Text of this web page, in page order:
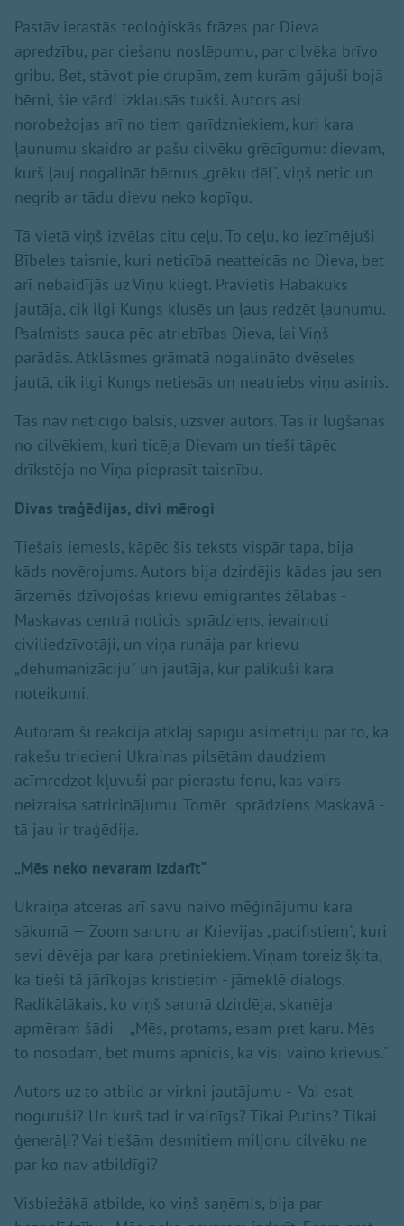
Pastāv ierastās teoloģiskās frāzes par Dieva
apredzību, par ciešanu noslēpumu, par cilvēka brīvo
gribu. Bet, stāvot pie drupām, zem kurām gājuši bojā
bērni, šie vārdi izklausās tukši. Autors asi
norobežojas arī no tiem garīdzniekiem, kuri kara
ļaunumu skaidro ar pašu cilvēku grēcīgumu: dievam,
kurš ļauj nogalināt bērnus „grēku dēļ", viņš netic un
negrib ar tādu dievu neko kopīgu.
Tā vietā viņš izvēlas citu ceļu. To ceļu, ko iezīmējuši
Bībeles taisnie, kuri neticībā neatteicās no Dieva, bet
arī nebaidījās uz Viņu kliegt. Pravietis Habakuks
jautāja, cik ilgi Kungs klusēs un ļaus redzēt ļaunumu.
Psalmists sauca pēc atriebības Dieva, lai Viņš
parādās. Atklāsmes grāmatā nogalināto dvēseles
jautā, cik ilgi Kungs netiesās un neatriebs viņu asinis.
Tās nav neticīgo balsis, uzsver autors. Tās ir lūgšanas
no cilvēkiem, kuri ticēja Dievam un tieši tāpēc
drīkstēja no Viņa pieprasīt taisnību.
Divas traģēdijas, divi mērogi
Tiešais iemesls, kāpēc šis teksts vispār tapa, bija
kāds novērojums. Autors bija dzirdējis kādas jau sen
ārzemēs dzīvojošas krievu emigrantes žēlabas -
Maskavas centrā noticis sprādziens, ievainoti
civiliedzīvotāji, un viņa runāja par krievu
„dehumanizāciju" un jautāja, kur palikuši kara
noteikumi.
Autoram šī reakcija atklāj sāpīgu asimetriju par to, ka
raķešu triecieni Ukrainas pilsētām daudziem
acīmredzot kļuvuši par pierastu fonu, kas vairs
neizraisa satricinājumu. Tomēr sprādziens Maskavā -
tā jau ir traģēdija.
„Mēs neko nevaram izdarīt"
Ukraiņa atceras arī savu naivo mēģinājumu kara
sākumā — Zoom sarunu ar Krievijas „pacifistiem", kuri
sevi dēvēja par kara pretiniekiem. Viņam toreiz šķita,
ka tieši tā jārīkojas kristietim - jāmeklē dialogs.
Radikālākais, ko viņš sarunā dzirdēja, skanēja
apmēram šādi - „Mēs, protams, esam pret karu. Mēs
to nosodām, bet mums apnicis, ka visi vaino krievus."
Autors uz to atbild ar virkni jautājumu - Vai esat
noguruši? Un kurš tad ir vainīgs? Tikai Putins? Tikai
ģenerāļi? Vai tiešām desmitiem miljonu cilvēku ne
par ko nav atbildīgi?
Visbiežākā atbilde, ko viņš saņēmis, bija par